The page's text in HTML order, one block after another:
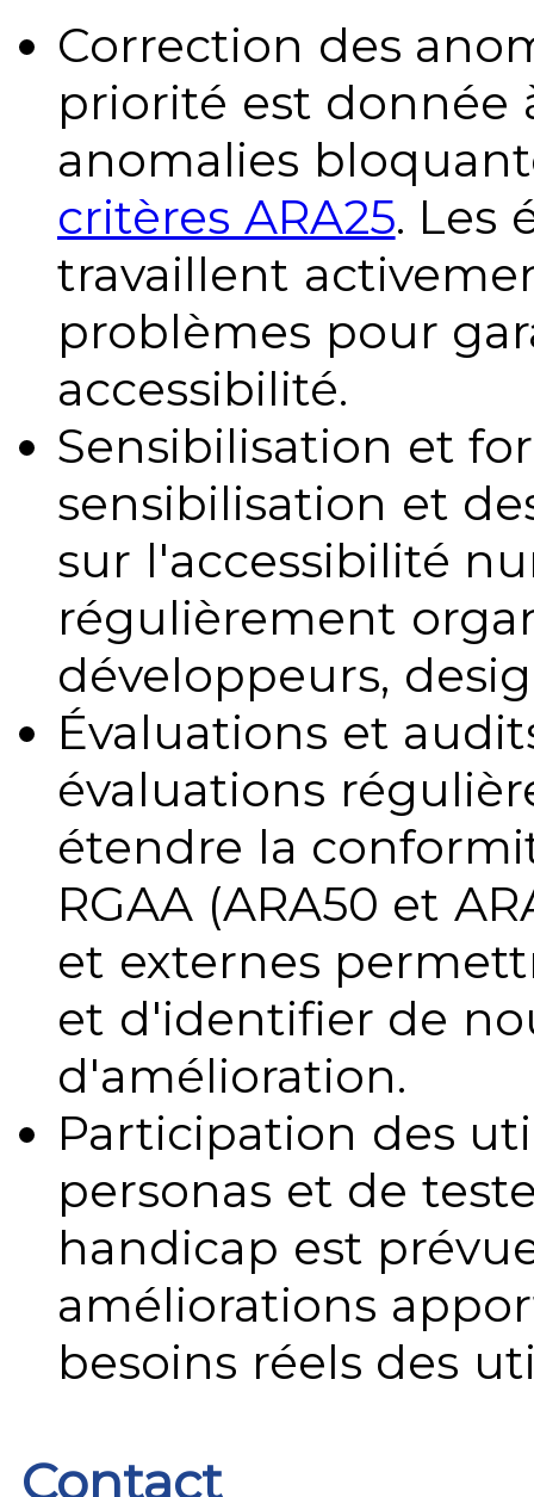
Correction des
priorité est donnée
anomalies
critères ARA25. Les
travaillent
problèmes pour
accessibilité.
Sensibilisation et
sensibilisation et
sur l'accessibilité
régulièrement
développeurs,
Évaluations et
évaluations
étendre la
RGAA (ARA50 et
et externes
et d'identifier de
d'amélioration.
Participation des
personas et de
handicap est
améliorations
besoins réels des
Contact